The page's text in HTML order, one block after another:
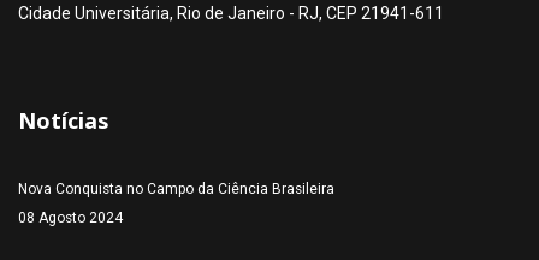
Cidade Universitária, Rio de Janeiro - RJ, CEP 21941-611
Notícias
Nova Conquista no Campo da Ciência Brasileira
08 Agosto 2024